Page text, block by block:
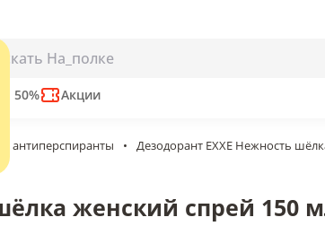
50% Акции
антиперспиранты • Дезодорант EXXE Нежность
спрей 150 мл., баллон
женский спрей 150